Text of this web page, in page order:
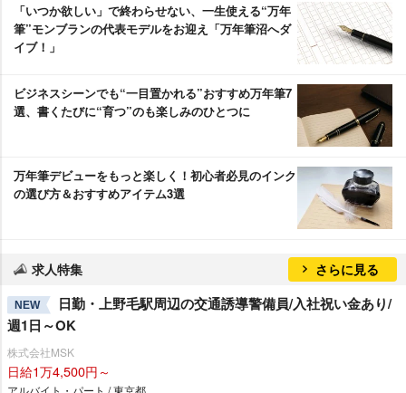
「いつか欲しい」で終わらせない、一生使える“万年
筆”モンブランの代表モデルをお迎え「万年筆沼へダ
イブ！」
ビジネスシーンでも“一目置かれる”おすすめ万年筆7
選、書くたびに“育つ”のも楽しみのひとつに
万年筆デビューをもっと楽しく！初心者必見のインク
の選び方＆おすすめアイテム3選
求人特集 さらに見る
NEW
日勤・上野毛駅周辺の交通誘導警備員/入社祝い金あり/
週1日～OK
株式会社MSK
日給1万4,500円～
アルバイト・パート / 東京都